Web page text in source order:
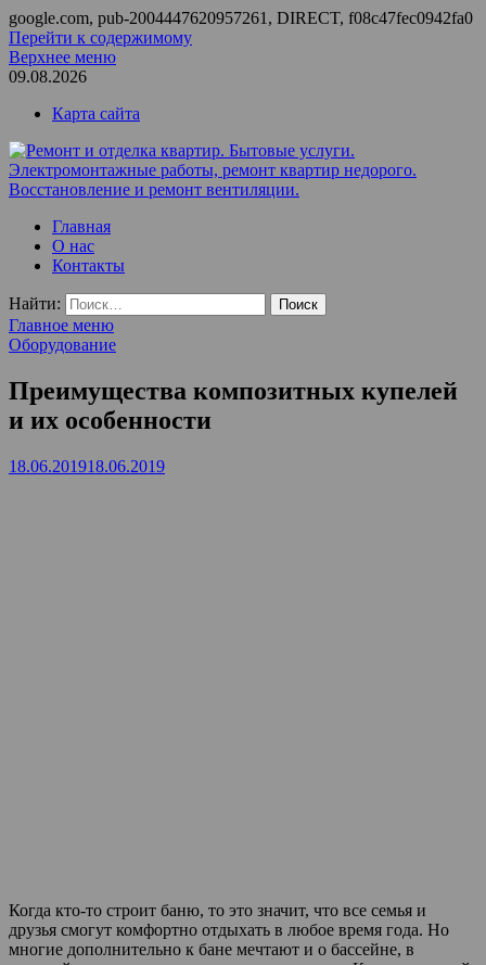
google.com, pub-2004447620957261, DIRECT, f08c47fec0942fa0
Перейти к содержимому
Верхнее меню
09.08.2026
Карта сайта
Ремонт и отделка квартир. Бытовые услуги.
Электромонтажные работы, ремонт квартир недорого.
Восстановление и ремонт вентиляции.
ООО Домус — ремонт квартир, обслуживание и ремонт
вентиляции, монтаж систем приточной вентиляции.
Главная
О нас
Контакты
Найти:
Главное меню
Оборудование
Преимущества композитных купелей
и их особенности
18.06.201918.06.2019
Когда кто-то строит баню, то это значит, что все семья и
друзья смогут комфортно отдыхать в любое время года. Но
многие дополнительно к бане мечтают и о бассейне, в